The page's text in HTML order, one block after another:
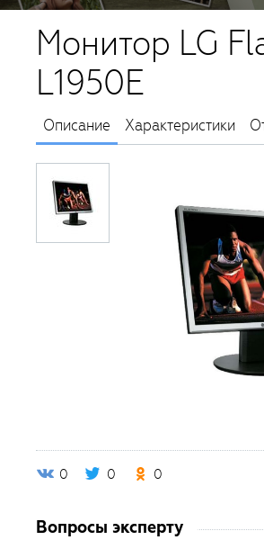
Монитор LG
L1950E
Описание Характеристики
0 0 0
Вопросы эксперту